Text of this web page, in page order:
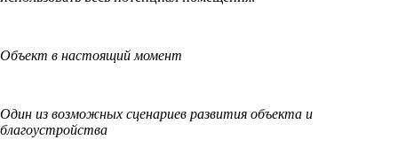
Объект в настоящий момент
Один из возможных сценариев развития объекта и
благоустройства